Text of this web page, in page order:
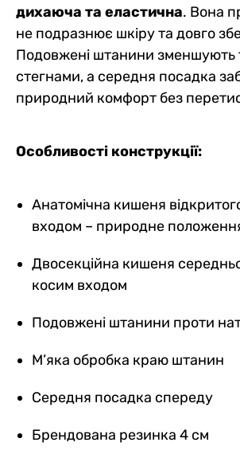
дихаюча та еластична. Вона
не подразнює шкіру та довго
Подовжені штанини зменшують
стегнами, а середня посадка
природний комфорт без
Особливості конструкції:
Анатомічна кишеня
входом – природне
Двосекційна кишеня
косим входом
Подовжені штанини проти
М’яка обробка краю штанин
Середня посадка спереду
Брендована резинка 4 см